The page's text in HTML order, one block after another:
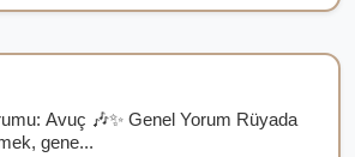
Avuç 🎶✨ Genel Yorum Rüyada
gene...